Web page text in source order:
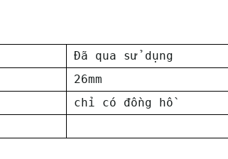
Đã qua sử dụng
26mm
chỉ có đồng hồ